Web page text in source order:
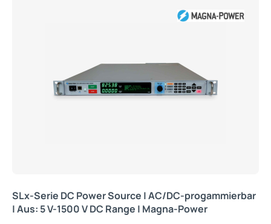
SLx-Serie DC Power Source | AC/DC-progammierbar
| Aus: 5 V-1500 V DC Range | Magna-Power